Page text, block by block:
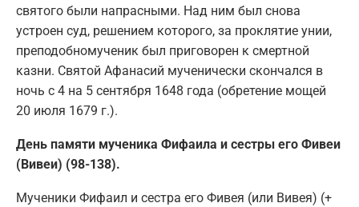
святого были напрасными. Над ним был снова
устроен суд, решением которого, за проклятие унии,
преподобномученик был приговорен к смертной
казни. Святой Афанасий мученически скончался в
ночь с 4 на 5 сентября 1648 года (обретение мощей
20 июля 1679 г.).
День памяти мученика Фифаила и сестры его Фивеи
(Вивеи) (98-138).
Мученики Фифаил и сестра его Фивея (или Вивея) (+